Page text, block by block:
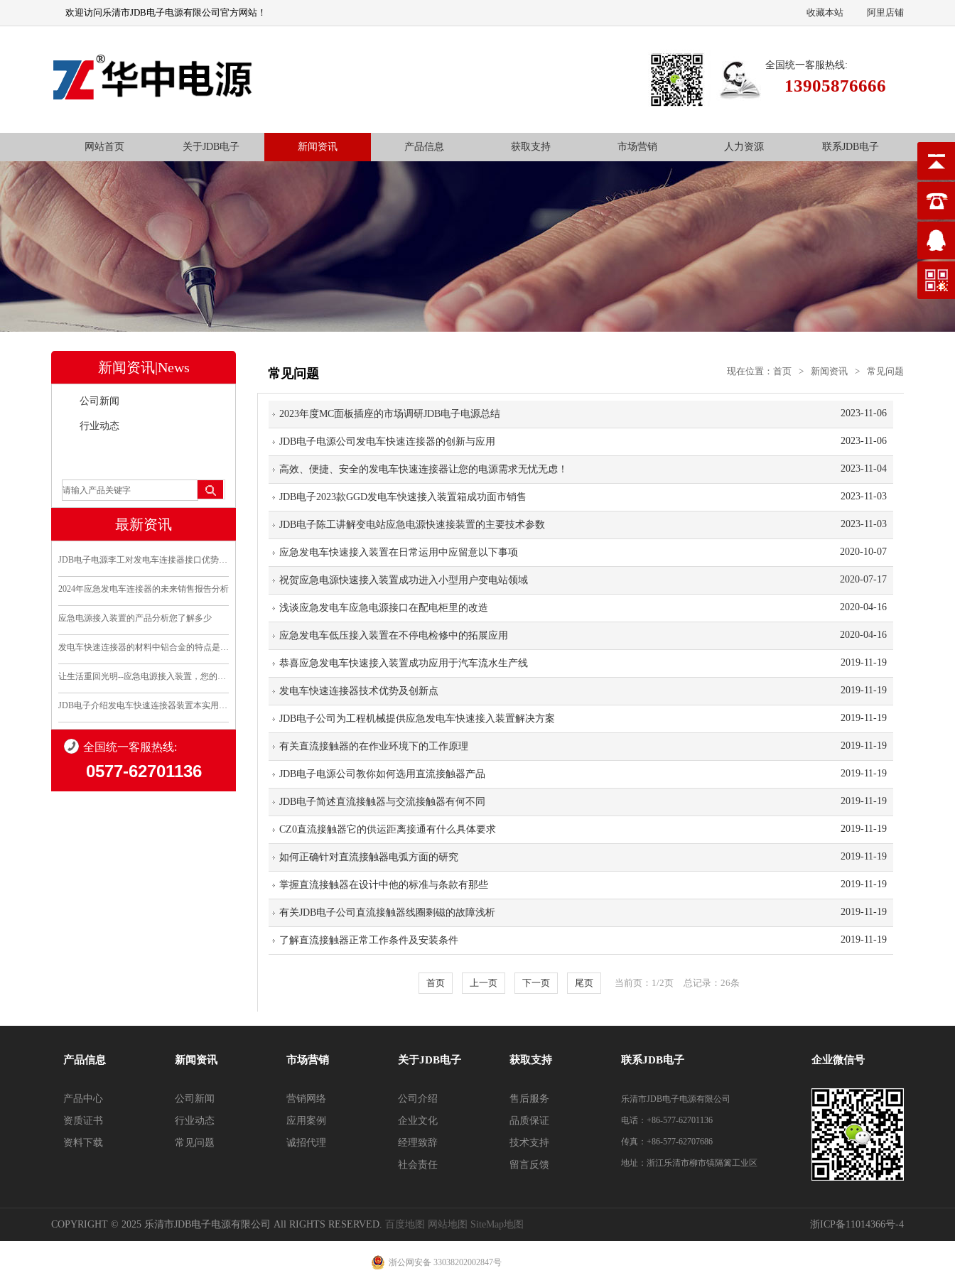
欢迎访问乐清市JDB电子电源有限公司官方网站！ 收藏本站 阿里店铺
全国统一客服热线:
13905876666
网站首页 关于JDB电子 新闻资讯 产品信息 获取支持 市场营销 人力资源 联系JDB电子
新闻资讯|News
公司新闻
行业动态
最新资讯
JDB电子电源李工对发电车连接器接口优势分析
2024年应急发电车连接器的未来销售报告分析
应急电源接入装置的产品分析您了解多少
发电车快速连接器的材料中铝合金的特点是什么
让生活重回光明--应急电源接入装置，您的安全守护..
JDB电子介绍发电车快速连接器装置本实用新型的优点和利..
全国统一客服热线:
0577-62701136
常见问题 现在位置： 首页 > 新闻资讯 > 常见问题
2023年度MC面板插座的市场调研JDB电子电源总结 2023-11-06
JDB电子电源公司发电车快速连接器的创新与应用 2023-11-06
高效、便捷、安全的发电车快速连接器让您的电源需求无忧无虑！ 2023-11-04
JDB电子2023款GGD发电车快速接入装置箱成功面市销售 2023-11-03
JDB电子陈工讲解变电站应急电源快速接装置的主要技术参数 2023-11-03
应急发电车快速接入装置在日常运用中应留意以下事项 2020-10-07
祝贺应急电源快速接入装置成功进入小型用户变电站领域 2020-07-17
浅谈应急发电车应急电源接口在配电柜里的改造 2020-04-16
应急发电车低压接入装置在不停电检修中的拓展应用 2020-04-16
恭喜应急发电车快速接入装置成功应用于汽车流水生产线 2019-11-19
发电车快速连接器技术优势及创新点 2019-11-19
JDB电子公司为工程机械提供应急发电车快速接入装置解决方案 2019-11-19
有关直流接触器的在作业环境下的工作原理 2019-11-19
JDB电子电源公司教你如何选用直流接触器产品 2019-11-19
JDB电子简述直流接触器与交流接触器有何不同 2019-11-19
CZ0直流接触器它的供运距离接通有什么具体要求 2019-11-19
如何正确针对直流接触器电弧方面的研究 2019-11-19
掌握直流接触器在设计中他的标准与条款有那些 2019-11-19
有关JDB电子公司直流接触器线圈剩磁的故障浅析 2019-11-19
了解直流接触器正常工作条件及安装条件 2019-11-19
首页 上一页 下一页 尾页 当前页：1/2页 总记录：26条
产品信息
产品中心
资质证书
资料下载
新闻资讯
公司新闻
行业动态
常见问题
市场营销
营销网络
应用案例
诚招代理
关于JDB电子
公司介绍
企业文化
经理致辞
社会责任
获取支持
售后服务
品质保证
技术支持
留言反馈
联系JDB电子
乐清市JDB电子电源有限公司
电话：+86-577-62701136
传真：+86-577-62707686
地址：浙江乐清市柳市镇隔篱工业区
企业微信号
COPYRIGHT © 2025 乐清市JDB电子电源有限公司 All RIGHTS RESERVED. 百度地图 网站地图 SiteMap地图 浙ICP备11014366号-4
浙公网安备 33038202002847号